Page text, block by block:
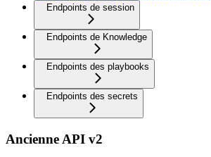
Endpoints de session
Endpoints de Knowledge
Endpoints des playbooks
Endpoints des secrets
Ancienne API v2